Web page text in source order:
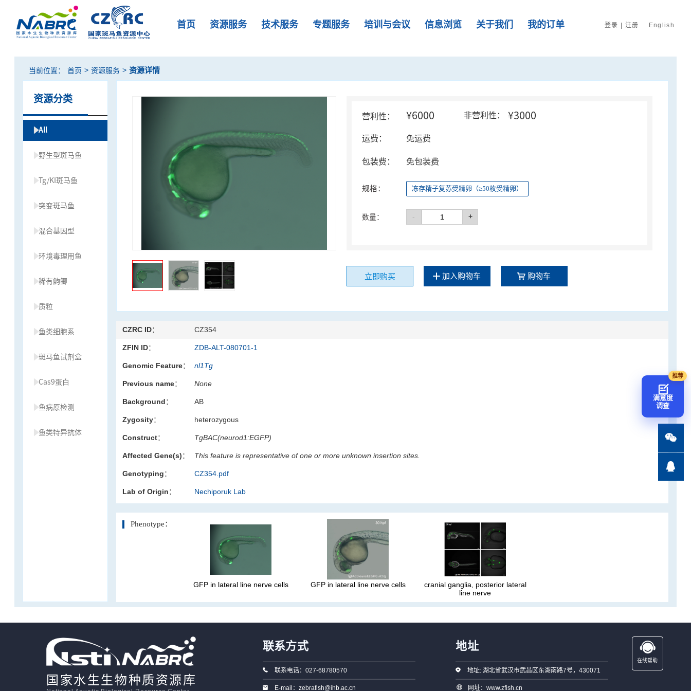
首页 资源服务 技术服务 专题服务 培训与会议 信息浏览 关于我们 我的订单 登录 | 注册 English
当前位置： 首页 > 资源服务 > 资源详情
资源分类
All
野生型斑马鱼
Tg/KI斑马鱼
突变斑马鱼
混合基因型
环境毒理用鱼
稀有鮈鲫
质粒
鱼类细胞系
斑马鱼试剂盒
Cas9蛋白
鱼病原检测
鱼类特异抗体
营利性： ¥6000 非营利性： ¥3000
运费： 免运费
包装费： 免包装费
规格： 冻存精子复苏受精卵（≥50枚受精卵）
数量： - +
立即购买 加入购物车 购物车
CZRC ID： CZ354
ZFIN ID： ZDB-ALT-080701-1
Genomic Feature： nl1Tg
Previous name： None
Background： AB
Zygosity： heterozygous
Construct： TgBAC(neurod1:EGFP)
Affected Gene(s)： This feature is representative of one or more unknown insertion sites.
Genotyping： CZ354.pdf
Lab of Origin： Nechiporuk Lab
Phenotype：
GFP in lateral line nerve cells GFP in lateral line nerve cells
cranial ganglia, posterior lateral
line nerve
国家水生生物种质资源库
联系方式
联系电话：027-68780570
E-mail：zebrafish@ihb.ac.cn
地址
地址: 湖北省武汉市武昌区东湖南路7号，430071
网址：www.zfish.cn
在线帮助
满意度
调查

